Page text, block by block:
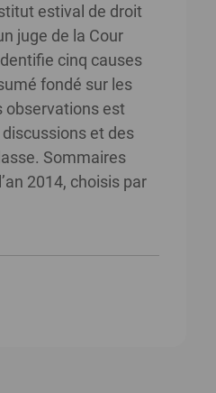
estival de droit
juge de la Cour
cinq causes
fondé sur les
observations est
et des
Sommaires
2014, choisis par